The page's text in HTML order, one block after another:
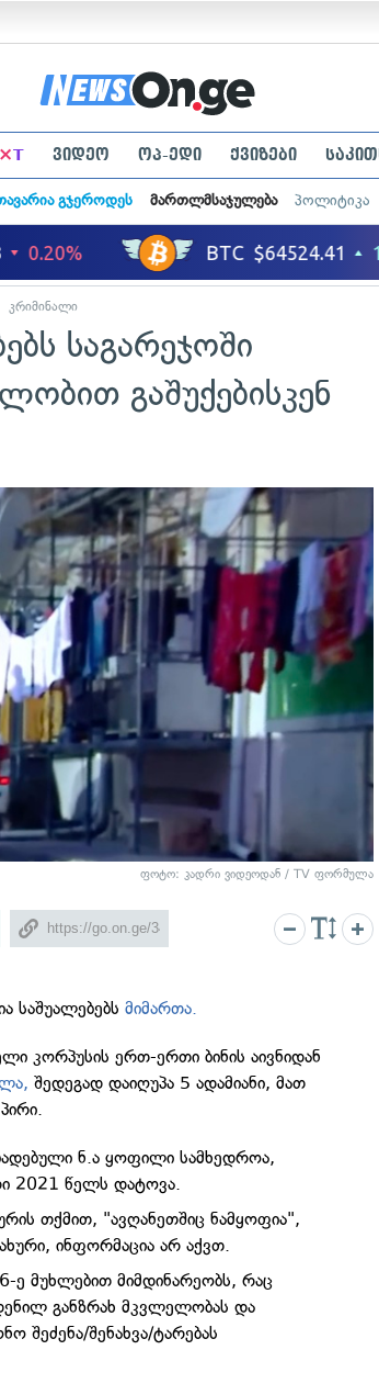
T ვიდეო ოპ-ედი ქვიზები
გჯეროდეს მართლმსაჯულება პოლიტიკა
კრიმინალი
საგარეჯოში
გაშუქებისკენ
ფოტო: კადრი ვიდეოდან / TV ფორმულა
საშუალებებსმიმართა.
კორპუსის ერთ-ერთი ბინის აივნიდან
შედეგად დაიღუპა 5 ადამიანი, მათ
ნ.ა ყოფილი სამხედროა,
2021 წელს დატოვა.
თქმით, "ავღანეთშიც ნამყოფია",
ინფორმაცია არ აქვთ.
ე მუხლებით მიმდინარეობს, რაც
განზრახ მკვლელობას და
შეძენა/შენახვა/ტარებას